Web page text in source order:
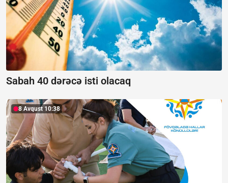
Sabah 40 dərəcə isti olacaq
8 Avqust 10:38